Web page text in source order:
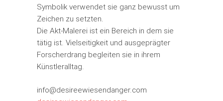
Symbolik verwendet sie ganz bewusst um
Zeichen zu setzten.
Die Akt-Malerei ist ein Bereich in dem sie
tätig ist. Vielseitigkeit und ausgeprägter
Forscherdrang begleiten sie in ihrem
Künstleralltag.
info@desireewiesendanger.com